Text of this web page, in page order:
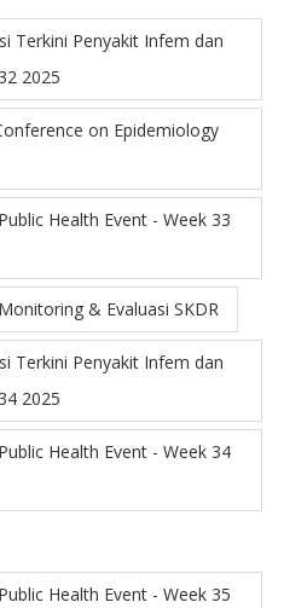
Terkini Penyakit Infem dan
2025
on Epidemiology
Health Event - Week 33
& Evaluasi SKDR
Terkini Penyakit Infem dan
2025
Health Event - Week 34
Health Event - Week 35